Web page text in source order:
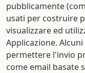
pubblicamente
usati per costruire
visualizzare ed
Applicazione.
permettere l'invio
come email basate